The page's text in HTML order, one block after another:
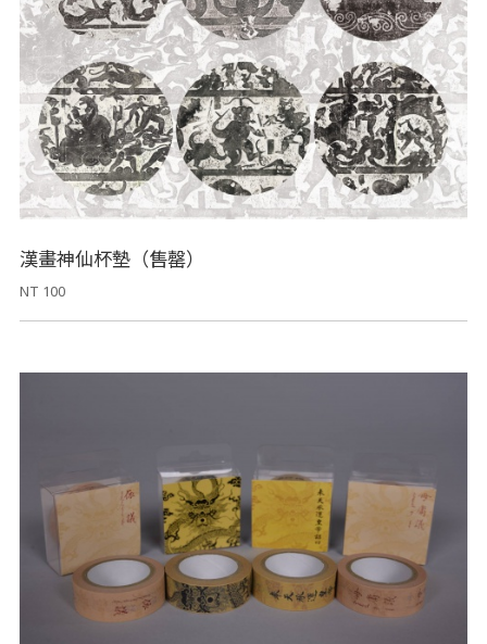
漢畫神仙杯墊（售罄）
NT 100